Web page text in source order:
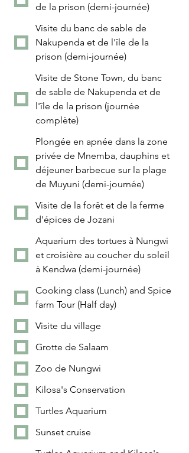
de la prison (demi-journée)
Visite du banc de sable de
Nakupenda et de l'île de la
prison (demi-journée)
Visite de Stone Town, du banc
de sable de Nakupenda et de
l'île de la prison (journée
complète)
Plongée en apnée dans la zone
privée de Mnemba, dauphins et
déjeuner barbecue sur la plage
de Muyuni (demi-journée)
Visite de la forêt et de la ferme
d'épices de Jozani
Aquarium des tortues à Nungwi
et croisière au coucher du soleil
à Kendwa (demi-journée)
Cooking class (Lunch) and Spice
farm Tour (Half day)
Visite du village
Grotte de Salaam
Zoo de Nungwi
Kilosa's Conservation
Turtles Aquarium
Sunset cruise